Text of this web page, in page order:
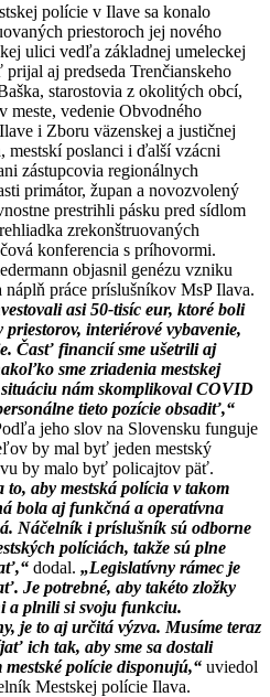
polície v Ilave sa konalo
priestoroch jej nového
ulici vedľa základnej umeleckej
aj predseda Trenčianskeho
starostovia z okolitých obcí,
vedenie Obvodného
i Zboru väzenskej a justičnej
mestskí poslanci i ďalší vzácni
zástupcovia regionálnych
primátor, župan a novozvolený
prestrihli pásku pred sídlom
zrekonštruovaných
konferencia s príhovormi.
objasnil genézu vzniku
práce príslušníkov MsP Ilava.
asi 50-tisíc eur, ktoré boli
interiérové vybavenie,
Časť financií sme ušetrili aj
sme zriadenia mestskej
nám skomplikoval COVID
tieto pozície obsadiť,“
jeho slov na Slovensku funguje
by mal byť jeden mestský
by malo byť policajtov päť.
aby mestská polícia v takom
bola aj funkčná a operatívna
Náčelník i príslušník sú odborne
políciách, takže sú plne
dodal. „Legislatívny rámec je
Je potrebné, aby takéto zložky
a plnili si svoju funkciu.
je to aj určitá výzva. Musíme teraz
ich tak, aby sme sa dostali
polície disponujú,“ uviedol
Mestskej polície Ilava.